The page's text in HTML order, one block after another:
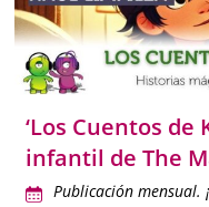
‘Los Cuentos de
infantil de The
Publicación mensual.